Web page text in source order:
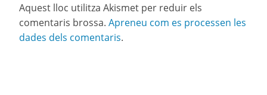
Aquest lloc utilitza Akismet per reduir els
comentaris brossa. Apreneu com es processen les
dades dels comentaris.